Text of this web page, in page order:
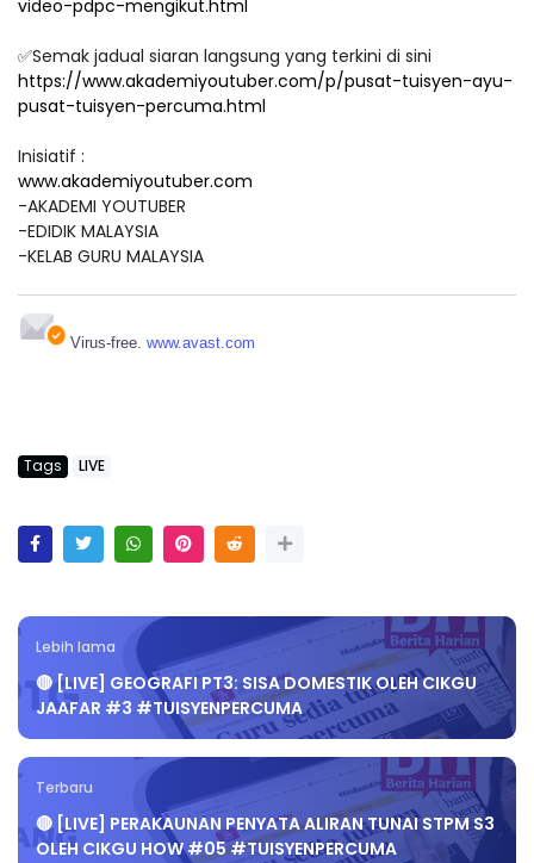
video-pdpc-mengikut.html
✅Semak jadual siaran langsung yang terkini di sini
https://www.akademiyoutuber.com/p/pusat-tuisyen-ayu-
pusat-tuisyen-percuma.html
Inisiatif :
www.akademiyoutuber.com
-AKADEMI YOUTUBER
-EDIDIK MALAYSIA
-KELAB GURU MALAYSIA
Virus-free. www.avast.com
Tags LIVE
Lebih lama
🔴 [LIVE] GEOGRAFI PT3: SISA DOMESTIK OLEH CIKGU
JAAFAR #3 #TUISYENPERCUMA
Terbaru
🔴 [LIVE] PERAKAUNAN PENYATA ALIRAN TUNAI STPM S3
OLEH CIKGU HOW #05 #TUISYENPERCUMA